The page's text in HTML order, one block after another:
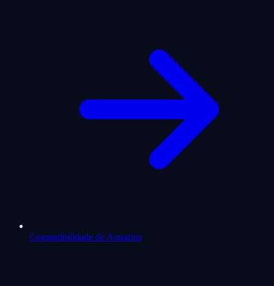
Compatibilidade de Aquarius